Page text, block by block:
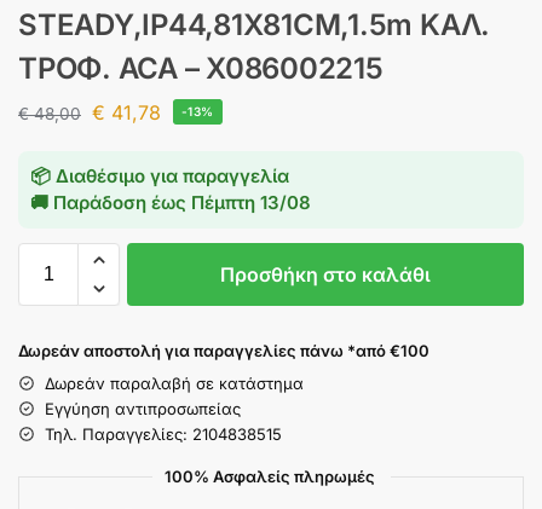
STEADY,IP44,81Χ81CM,1.5m ΚΑΛ.
ΤΡΟΦ. ACA – X086002215
€48,00 € 41,78 -13%
📦 Διαθέσιμο για παραγγελία
🚚 Παράδοση έως Πέμπτη 13/08
Προσθήκη στο καλάθι
Δωρεάν αποστολή για παραγγελίες πάνω *από €100
Δωρεάν παραλαβή σε κατάστημα
Εγγύηση αντιπροσωπείας
Τηλ. Παραγγελίες: 2104838515
100% Ασφαλείς πληρωμές